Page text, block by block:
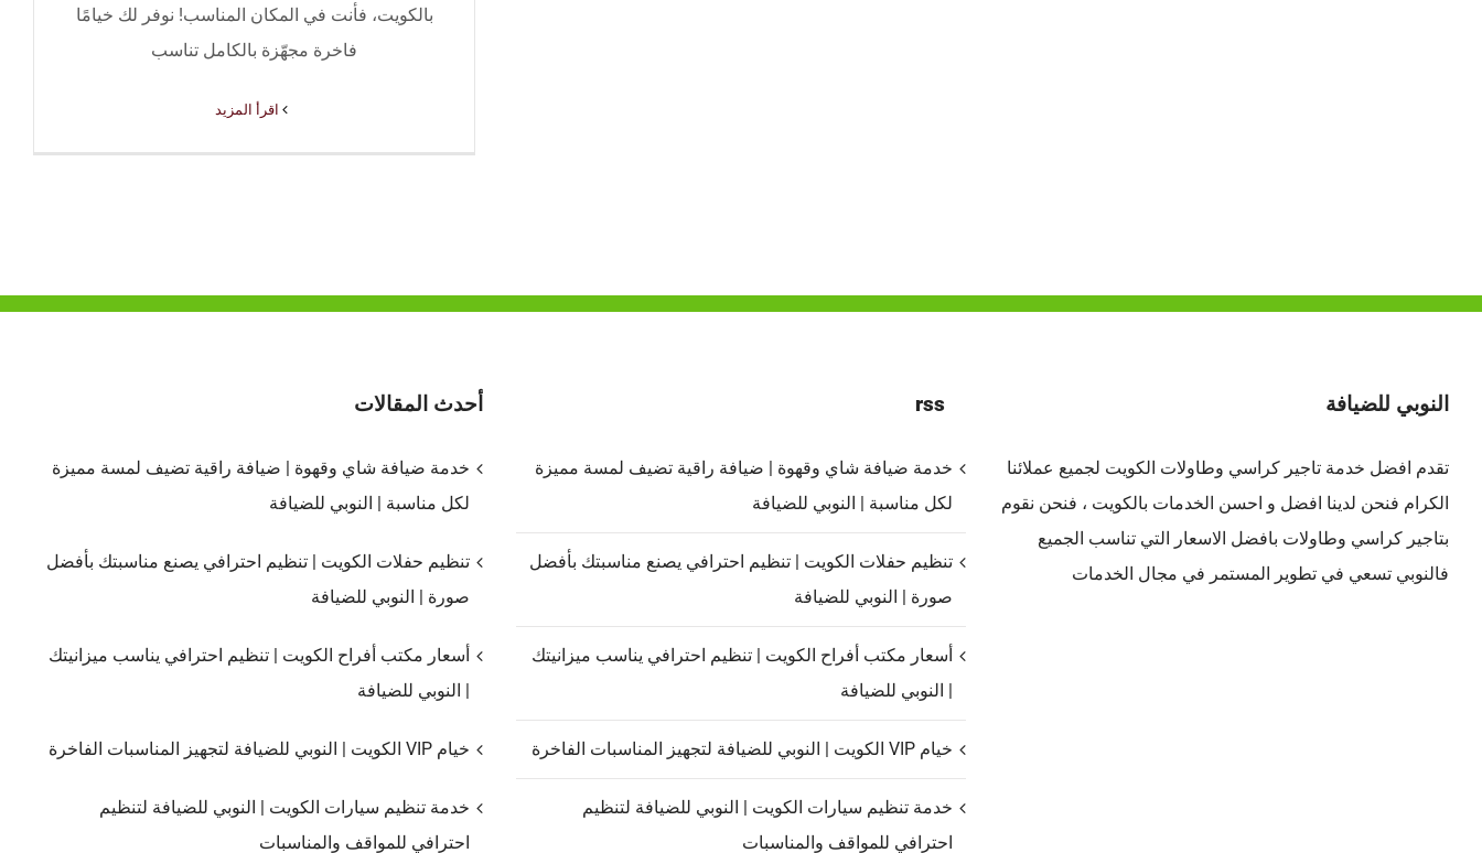
بالكويت، فأنت في المكان المناسب! نوفر لك خيامًا
فاخرة مجهّزة بالكامل تناسب
‫اقرأ المزيد
النوبي للضيافة
تقدم افضل خدمة تاجير كراسي وطاولات الكويت لجميع عملائنا
الكرام فنحن لدينا افضل و احسن الخدمات بالكويت ، فنحن نقوم
بتاجير كراسي وطاولات بافضل الاسعار التي تناسب الجميع
فالنوبي تسعي في تطوير المستمر في مجال الخدمات
rss
خدمة ضيافة شاي وقهوة | ضيافة راقية تضيف لمسة مميزة
لكل مناسبة | النوبي للضيافة
تنظيم حفلات الكويت | تنظيم احترافي يصنع مناسبتك بأفضل
صورة | النوبي للضيافة
أسعار مكتب أفراح الكويت | تنظيم احترافي يناسب ميزانيتك
| النوبي للضيافة
خيام VIP الكويت | النوبي للضيافة لتجهيز المناسبات الفاخرة
خدمة تنظيم سيارات الكويت | النوبي للضيافة لتنظيم
احترافي للمواقف والمناسبات
أحدث المقالات
خدمة ضيافة شاي وقهوة | ضيافة راقية تضيف لمسة مميزة
لكل مناسبة | النوبي للضيافة
تنظيم حفلات الكويت | تنظيم احترافي يصنع مناسبتك بأفضل
صورة | النوبي للضيافة
أسعار مكتب أفراح الكويت | تنظيم احترافي يناسب ميزانيتك
| النوبي للضيافة
خيام VIP الكويت | النوبي للضيافة لتجهيز المناسبات الفاخرة
خدمة تنظيم سيارات الكويت | النوبي للضيافة لتنظيم
احترافي للمواقف والمناسبات